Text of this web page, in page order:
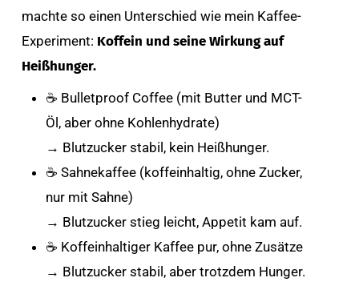
machte so einen Unterschied wie mein Kaffee-
Experiment: Koffein und seine Wirkung auf
Heißhunger.
☕ Bulletproof Coffee (mit Butter und MCT-
Öl, aber ohne Kohlenhydrate)
→ Blutzucker stabil, kein Heißhunger.
☕ Sahnekaffee (koffeinhaltig, ohne Zucker,
nur mit Sahne)
→ Blutzucker stieg leicht, Appetit kam auf.
☕ Koffeinhaltiger Kaffee pur, ohne Zusätze
→ Blutzucker stabil, aber trotzdem Hunger.